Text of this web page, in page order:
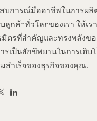
บการณ์มืออาชีพในการผลิ
ลูกค้าทั่วโลกของเรา ให้เร
ตรที่สำคัญและทรงพลังข
รเป็นสักขีพยานในการเติบ
สำเร็จของธุรกิจของคุณ.